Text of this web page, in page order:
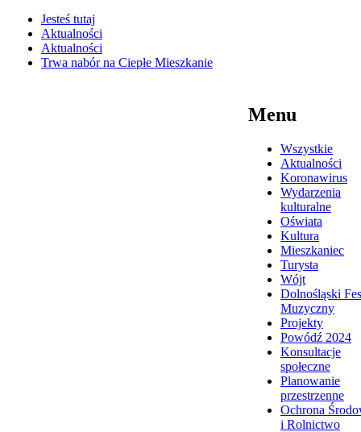
Jesteś tutaj
Aktualności
Aktualności
Trwa nabór na Ciepłe Mieszkanie
Menu
Wszystkie
Aktualności
Koronawirus
Wydarzenia
kulturalne
Oświata
Kultura
Mieszkaniec
Turysta
Wójt
Dolnośląski
Muzyczny
Projekty
Powódź 2024
Konsultacje
społeczne
Planowanie
przestrzenne
Ochrona
i Rolnictwo